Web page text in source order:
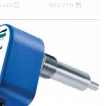
מידע נוסף הצג